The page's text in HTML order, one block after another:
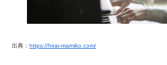
出典： https://hirai-mamiko.com/